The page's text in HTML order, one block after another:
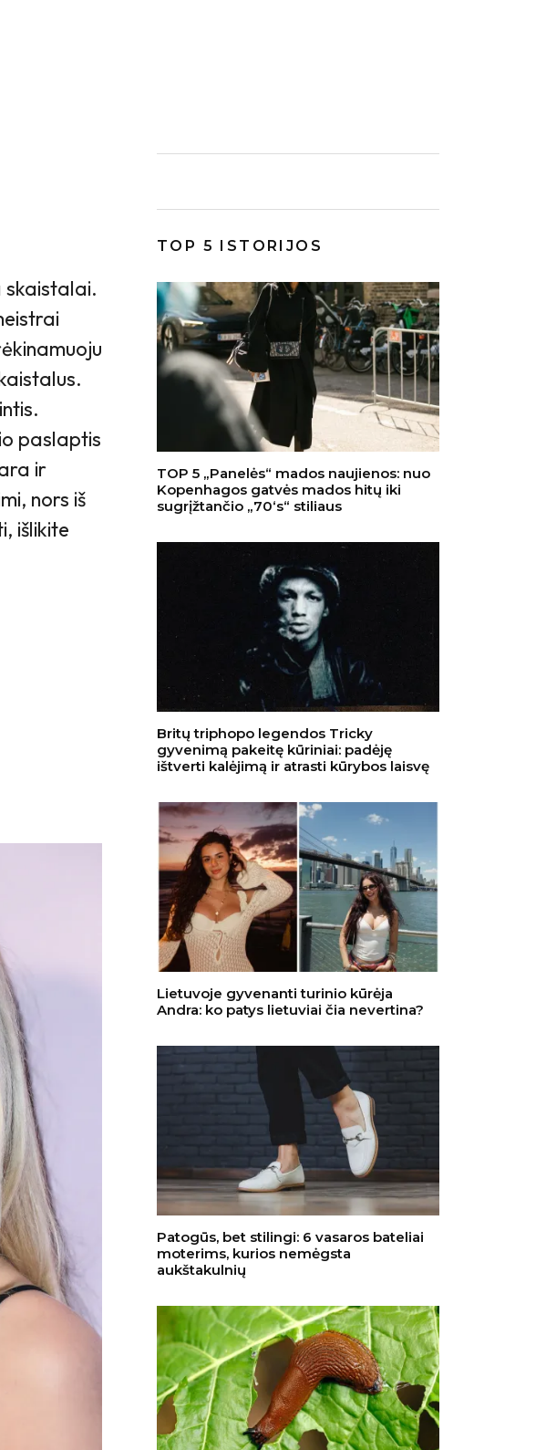
skaistalai.
paslaptis
ir
nors iš
išlikite
TOP 5 ISTORIJOS
TOP 5 „Panelės“ mados naujienos: nuo
Kopenhagos gatvės mados hitų iki
sugrįžtančio „70‘s“ stiliaus
Britų triphopo legendos Tricky
gyvenimą pakeitę kūriniai: padėję
ištverti kalėjimą ir atrasti kūrybos laisvę
Lietuvoje gyvenanti turinio kūrėja
Andra: ko patys lietuviai čia nevertina?
Patogūs, bet stilingi: 6 vasaros bateliai
moterims, kurios nemėgsta
aukštakulnių